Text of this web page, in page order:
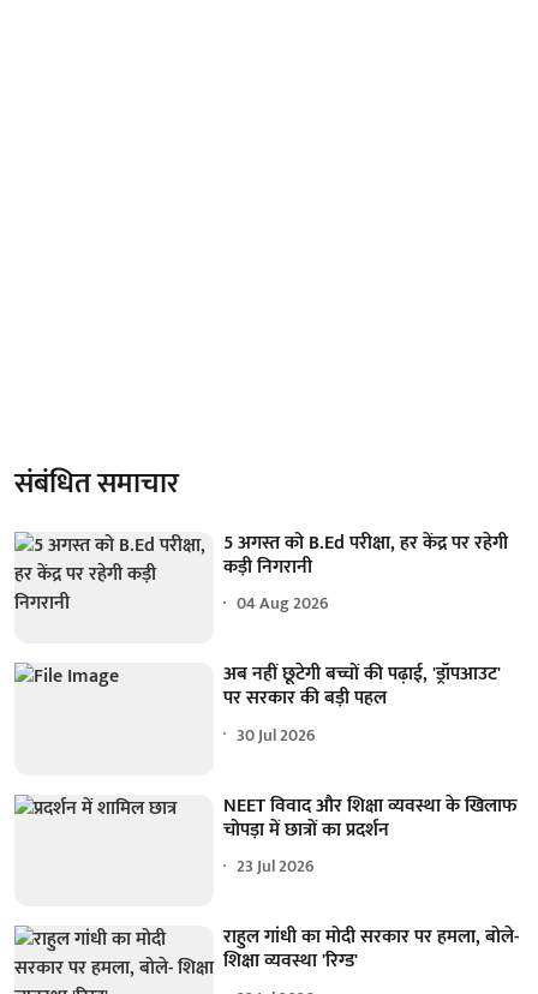
संबंधित समाचार
5 अगस्त को B.Ed परीक्षा, हर केंद्र पर रहेगी
कड़ी निगरानी
04 Aug 2026
अब नहीं छूटेगी बच्चों की पढ़ाई, 'ड्रॉपआउट'
पर सरकार की बड़ी पहल
30 Jul 2026
NEET विवाद और शिक्षा व्यवस्था के खिलाफ
चोपड़ा में छात्रों का प्रदर्शन
23 Jul 2026
राहुल गांधी का मोदी सरकार पर हमला, बोले-
शिक्षा व्यवस्था 'रिग्ड'